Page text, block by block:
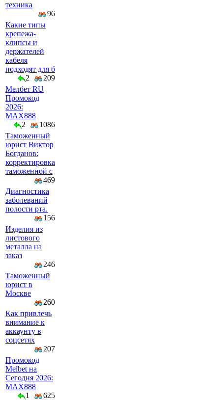
техника
96
Какие типы
крепежа-
клипсы и
держателей
кабеля
подходят для б
2
209
Мелбет RU
Промокод
2026:
MAX888
2
1086
Таможенный
юрист Виктор
Богданов:
корректировка
таможенной с
469
Диагностика
заболеваний
полости рта.
156
Изделия из
листового
металла на
заказ
246
Таможенный
юрист в
Москве
260
Как привлечь
внимание к
аккаунту в
соцсетях
207
Промокод
Melbet на
Сегодня 2026:
MAX888
1
625